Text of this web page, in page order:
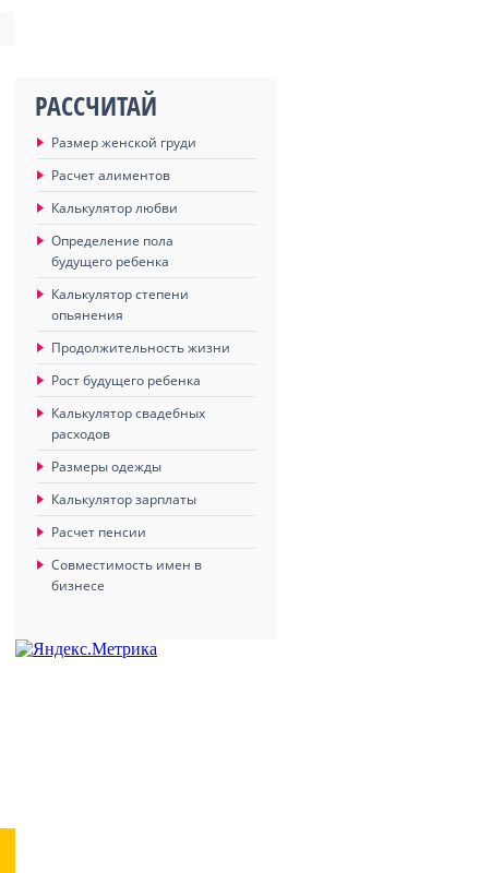
РАССЧИТАЙ
Размер женской груди
Расчет алиментов
Калькулятор любви
Определение пола
будущего ребенка
Калькулятор степени
опьянения
Продолжительность жизни
Рост будущего ребенка
Калькулятор свадебных
расходов
Размеры одежды
Калькулятор зарплаты
Расчет пенсии
Совместимость имен в
бизнесе